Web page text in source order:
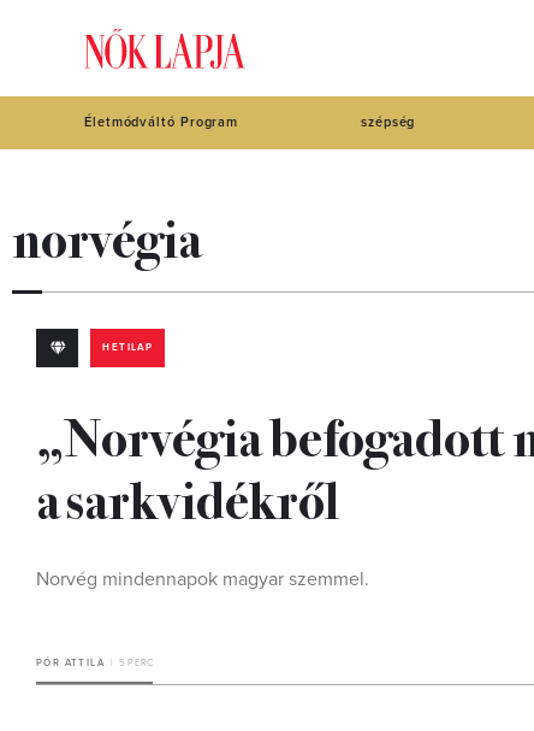
Életmódváltó Program szépség
norvégia
HETILAP
„Norvégia befogadott
a sarkvidékről
Norvég mindennapok magyar szemmel.
PÓR ATTILA 5 PERC